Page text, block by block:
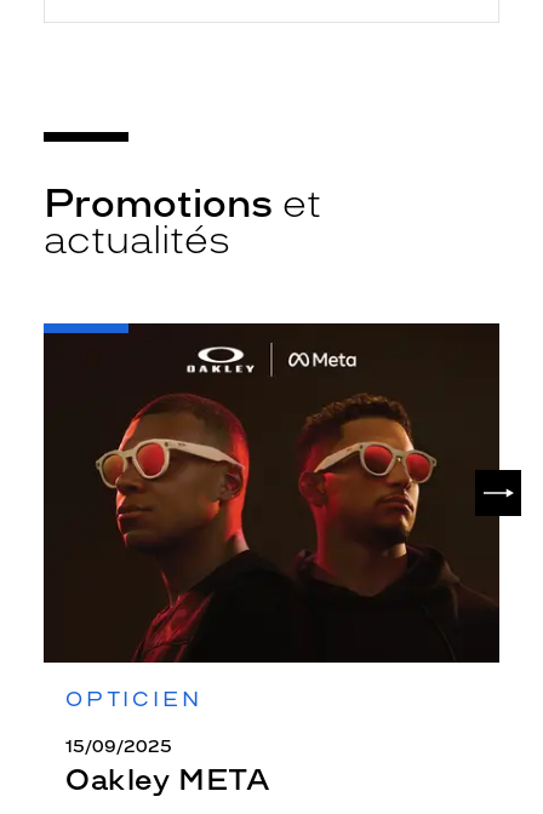
Promotions et
actualités
OPTICIEN
15/09/2025
Oakley META
-